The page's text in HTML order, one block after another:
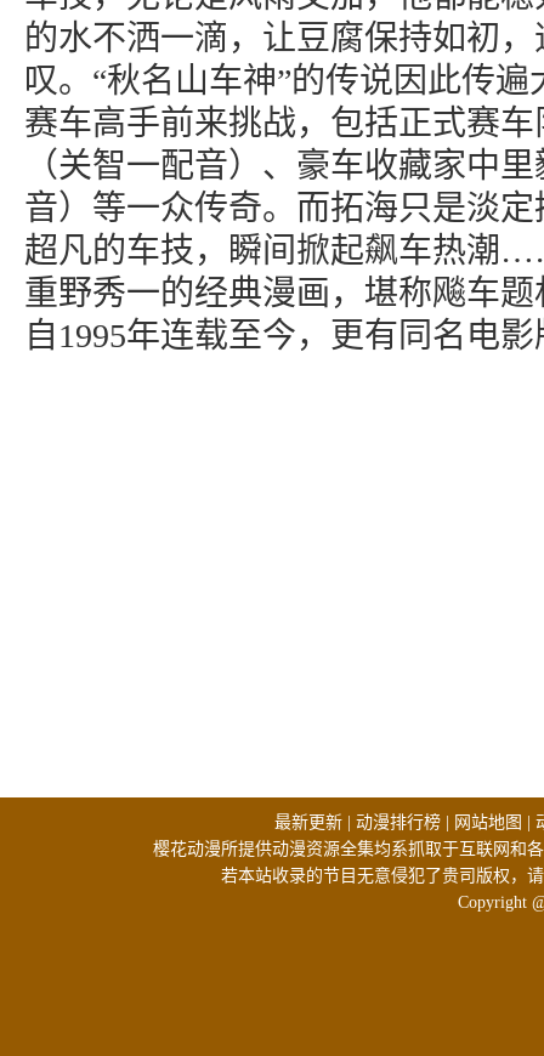
的水不洒一滴，让豆腐保持如初
叹。“秋名山车神”的传说因此传
赛车高手前来挑战，包括正式赛
（关智一配音）、豪车收藏家中
音）等一众传奇。而拓海只是淡
超凡的车技，瞬间掀起飙车热潮
重野秀一的经典漫画，堪称飚车
自1995年连载至今，更有同名电
最新更新 动漫排行榜 网站地图
樱花动漫所提供动漫资源全集均系抓取于互联网和
若本站收录的节目无意侵犯了贵司版权，
Copyright